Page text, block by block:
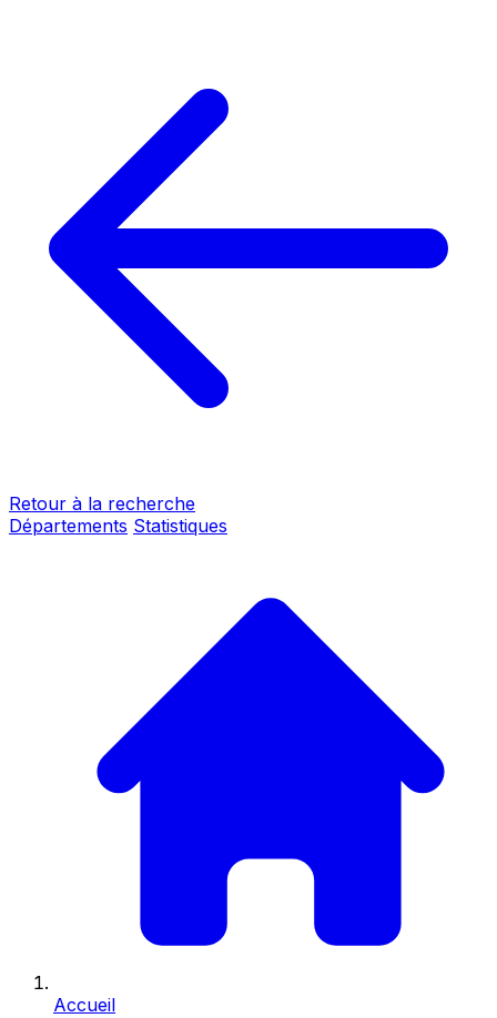
Retour à la recherche
Départements Statistiques
Accueil